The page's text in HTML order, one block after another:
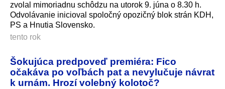
zvolal mimoriadnu schôdzu na utorok 9. júna o 8.30 h.
Odvolávanie inicioval spoločný opozičný blok strán KDH,
PS a Hnutia Slovensko.
tento rok
Šokujúca predpoveď premiéra: Fico
očakáva po voľbách pat a nevylučuje návrat
k urnám. Hrozí volebný kolotoč?